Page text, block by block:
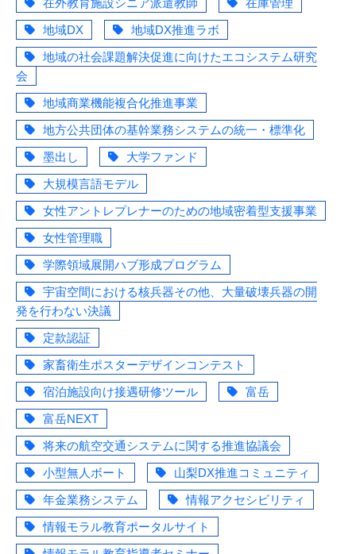
地域DX
地域DX推進ラボ
地域の社会課題解決促進に向けたエコシステム研究
会
地域商業機能複合化推進事業
地方公共団体の基幹業務システムの統一・標準化
墨出し
大学ファンド
大規模言語モデル
女性アントレプレナーのための地域密着型支援事業
女性管理職
学際領域展開ハブ形成プログラム
宇宙空間における核兵器その他、大量破壊兵器の開
発を行わない決議
定款認証
家畜衛生ポスターデザインコンテスト
宿泊施設向け接遇研修ツール
富岳
富岳NEXT
将来の航空交通システムに関する推進協議会
小型無人ボート
山梨DX推進コミュニティ
年金業務システム
情報アクセシビリティ
情報モラル教育ポータルサイト